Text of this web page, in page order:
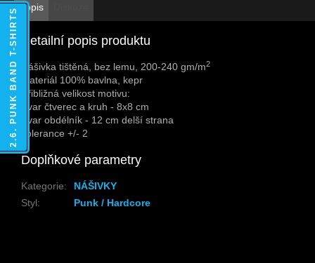
Popis
Detailní popis produktu
Nášivka tištěná, bez lemu, 200-240 gm/m2
Materiál 100% bavlna, kepr
Přibližná velikost motivu:
Tvar čtverec a kruh - 8x8 cm
Tvar obdélník - 12 cm delší strana
Tolerance +/- 2
Doplňkové parametry
Kategorie:
NÁŠIVKY
Styl: Punk / Hardcore
2.6. PUNK BAND T-SHIRTS